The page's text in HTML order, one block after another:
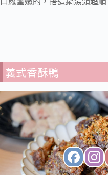
義式香酥鴨